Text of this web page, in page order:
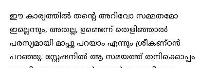
ഈ കാര്യത്തിൽ തന്‍റെ അറിവോ സമ്മതമോ
ഇല്ലെന്നും, അതല്ല, ഉണ്ടെന്ന് തെളിഞ്ഞാൽ
പരസ്യമായി മാപ്പു പറയാം എന്നും ശ്രീകണ്ഠൻ
പറഞ്ഞു. സ്റ്റേഷനിൽ ആ സമയത്ത് തനിക്കൊപ്പം